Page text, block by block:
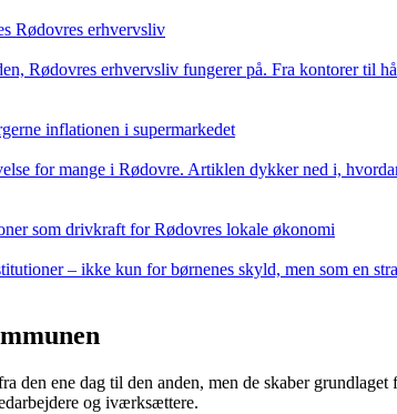
Rødovres erhvervsliv
Rødovres erhvervsliv fungerer på. Fra kontorer til
inflationen i supermarkedet
for mange i Rødovre. Artiklen dykker ned i,
som drivkraft for Rødovres lokale økonomi
– ikke kun for børnenes skyld, men som en
den ene dag til den anden, men de skaber
og iværksættere.